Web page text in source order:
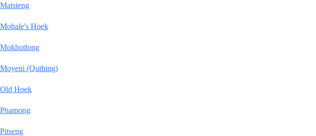
Matsieng
Mohale's Hoek
Mokhotlong
Moyeni (Quthing)
Old Hoek
Phamong
Pitseng